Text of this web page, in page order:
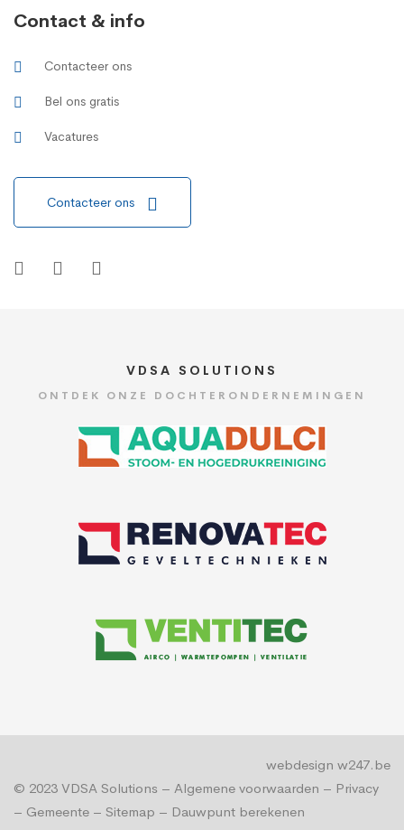
Contact & info
Contacteer ons
Bel ons gratis
Vacatures
Contacteer ons
VDSA SOLUTIONS
ONTDEK ONZE DOCHTERONDERNEMINGEN
© 2023 VDSA Solutions – Algemene voorwaarden – Privacy
– Gemeente – Sitemap – Dauwpunt berekenen
webdesign w247.be